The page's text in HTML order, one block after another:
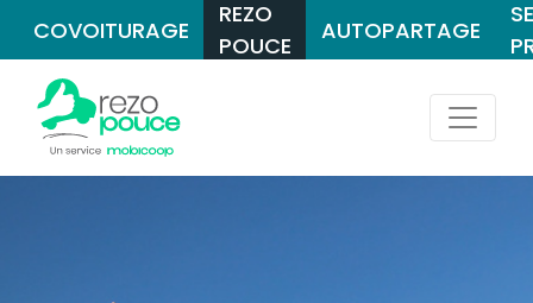
COVOITURAGE
REZO
POUCE
AUTOPARTAGE